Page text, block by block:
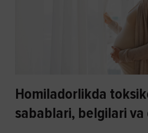
Homiladorlikda
sabablari, belgilari va